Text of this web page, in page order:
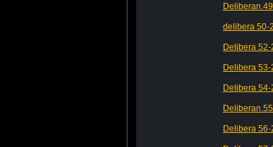
delibera 50-
Delibera 52-
Delibera 53-
Delibera 54-
Delibera 56-